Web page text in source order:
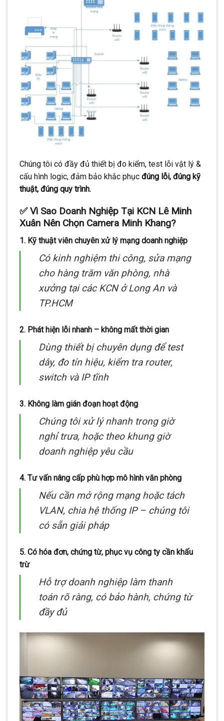
Chúng tôi có đầy đủ thiết bị đo kiểm, test lỗi vật lý &
cấu hình logic, đảm bảo khắc phục đúng lỗi, đúng kỹ
thuật, đúng quy trình.
✅ Vì Sao Doanh Nghiệp Tại KCN Lê Minh
Xuân Nên Chọn Camera Minh Khang?
1. Kỹ thuật viên chuyên xử lý mạng doanh nghiệp
Có kinh nghiệm thi công, sửa mạng
cho hàng trăm văn phòng, nhà
xưởng tại các KCN ở Long An và
TP.HCM
2. Phát hiện lỗi nhanh – không mất thời gian
Dùng thiết bị chuyên dụng để test
dây, đo tín hiệu, kiểm tra router,
switch và IP tĩnh
3. Không làm gián đoạn hoạt động
Chúng tôi xử lý nhanh trong giờ
nghỉ trưa, hoặc theo khung giờ
doanh nghiệp yêu cầu
4. Tư vấn nâng cấp phù hợp mô hình văn phòng
Nếu cần mở rộng mạng hoặc tách
VLAN, chia hệ thống IP – chúng tôi
có sẵn giải pháp
5. Có hóa đơn, chứng từ, phục vụ công ty cần khấu
trừ
Hỗ trợ doanh nghiệp làm thanh
toán rõ ràng, có bảo hành, chứng từ
đầy đủ